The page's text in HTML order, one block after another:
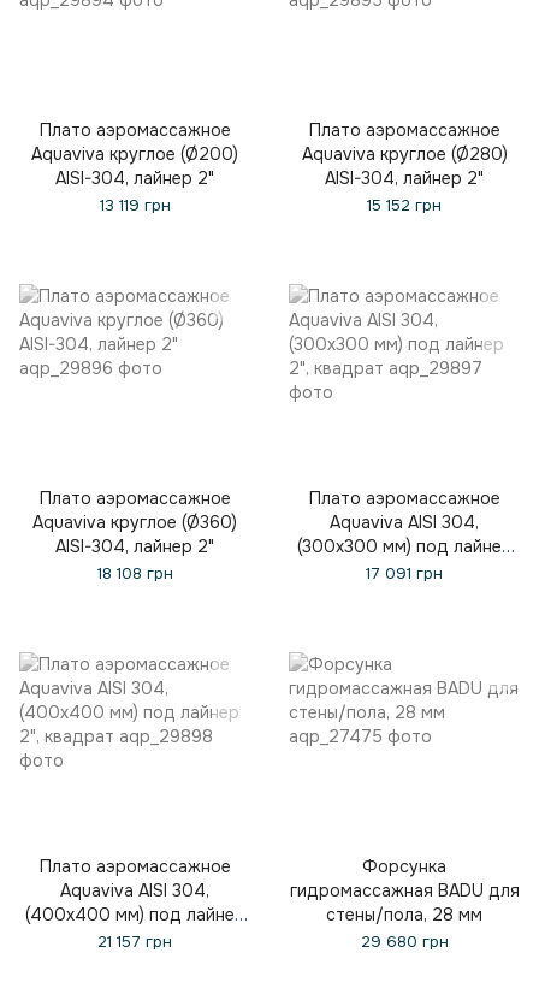
Плато аэромассажное
Aquaviva круглое (Ø200)
AISI-304, лайнер 2"
13 119 грн
Плато аэромассажное
Aquaviva круглое (Ø280)
AISI-304, лайнер 2"
15 152 грн
Плато аэромассажное
Aquaviva круглое (Ø360)
AISI-304, лайнер 2"
18 108 грн
Плато аэромассажное
Aquaviva AISI 304,
(300х300 мм) под лайнер
2", квадрат
17 091 грн
Плато аэромассажное
Aquaviva AISI 304,
(400х400 мм) под лайнер
2", квадрат
21 157 грн
Форсунка
гидромассажная BADU для
стены/пола, 28 мм
29 680 грн